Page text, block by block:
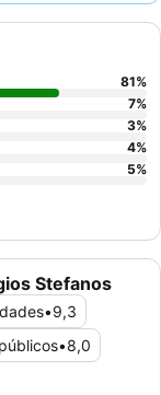
um quarto com
Stefanos
•9,3
•8,0
81%
7%
3%
4%
5%